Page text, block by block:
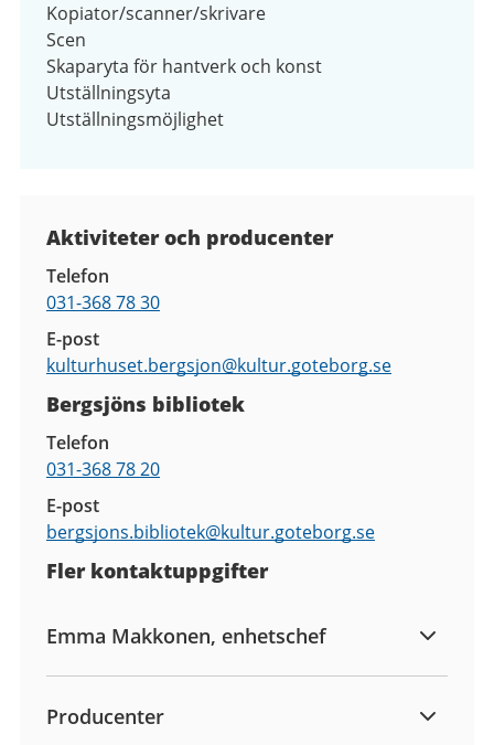
Kopiator/scanner/skrivare
Scen
Skaparyta för hantverk och konst
Utställningsyta
Utställningsmöjlighet
Aktiviteter och producenter
Telefon
031-368 78 30
E-post
kulturhuset.bergsjon@kultur.goteborg.se
Bergsjöns bibliotek
Telefon
031-368 78 20
E-post
bergsjons.bibliotek@kultur.goteborg.se
Fler kontaktuppgifter
Emma Makkonen, enhetschef
Producenter